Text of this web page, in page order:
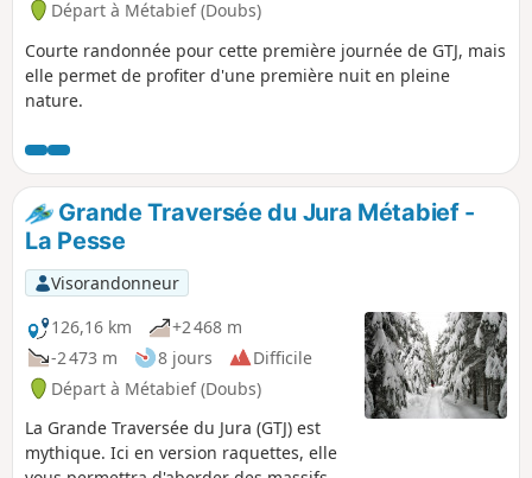
Départ à Métabief (Doubs)
Courte randonnée pour cette première journée de GTJ, mais
elle permet de profiter d'une première nuit en pleine
nature.
Grande Traversée du Jura Métabief -
La Pesse
Visorandonneur
126,16 km
+2 468 m
-2 473 m
8 jours
Difficile
Départ à Métabief (Doubs)
La Grande Traversée du Jura (GTJ) est
mythique. Ici en version raquettes, elle